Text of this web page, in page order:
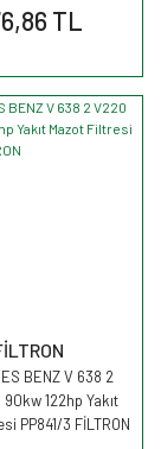
TL
BENZ V 638 2
122hp Yakıt
PP841/3 FİLTRON